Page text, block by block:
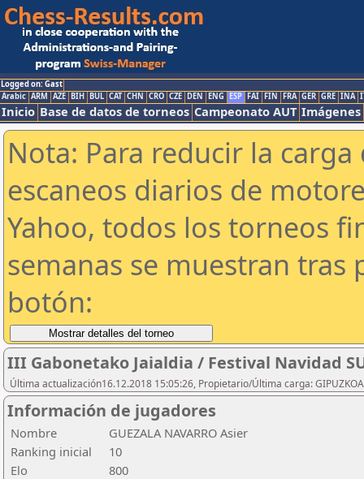
Logged on: Gast
Arabic ARM AZE BIH BUL CAT CHN CRO CZE DEN ENG ESP FAI FIN FRA GER GRE INA
Inicio Base de datos de torneos Campeonato AUT Imágenes
Nota: Para reducir la
escaneos diarios de
Yahoo, todos los torneos
semanas se muestran tras
botón:
III Gabonetako Jaialdia / Festival Navidad
Última actualización16.12.2018 15:05:26, Propietario/Última carga:
Información de jugadores
Nombre
GUEZALA NAVARRO Asier
Ranking inicial
10
Elo
800